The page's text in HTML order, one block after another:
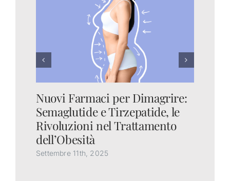
Nuovi Farmaci per Dimagrire:
Semaglutide e Tirzepatide, le
Rivoluzioni nel Trattamento
dell’Obesità
Settembre 11th, 2025